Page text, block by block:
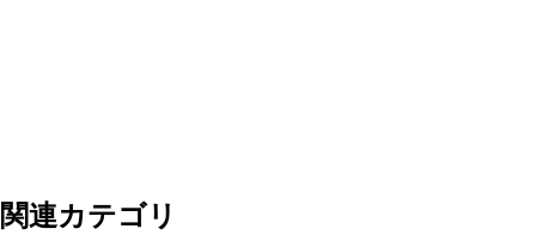
関連カテゴリ